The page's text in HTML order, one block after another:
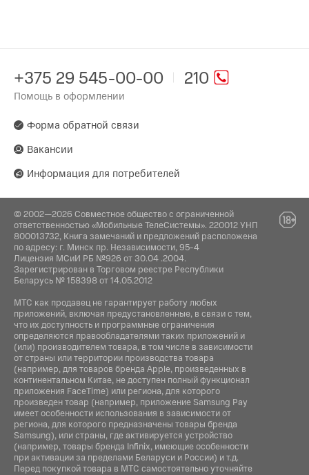
210
+375 29 545-00-00
Помощь в оформлении
Форма обратной связи
Вакансии
Информация для потребителей
© 2002—2026 Совместное общество с ограниченной
ответственностью «Мобильные ТелеСистемы». 220012 УНП
800013732, Книга замечаний и предложений расположена
по адресу: г. Минск пр. Независимости, 95-4
Лицензия МСиИ РБ №926 от 30.04 .2004.
Зарегистрирован в Торговом реестре Республики
Беларусь № 158398 от 14.05.2012
МТС как продавец не гарантирует работу любых
приложений, включая предустановленные, в связи с тем,
что их доступность и программные ограничения
определяются правообладателями таких приложений и
(или) производителем товара, в том числе в зависимости
от страны или территории производства товара
(например, для товаров бренда Apple, произведенных в
континентальном Китае, не доступен полный функционал
приложения FaceTime) или региона, для которого
произведен товар (например, приложение Samsung Pay
имеет особенности использования в зависимости от
региона, для которого предназначены товары бренда
Samsung), или страны, где активируется устройство
(например, товары бренда Infiniх, имеющие особенности
при активации за пределами Беларуси и России) и т.д.
Перед покупкой товара в МТС самостоятельно уточняйте